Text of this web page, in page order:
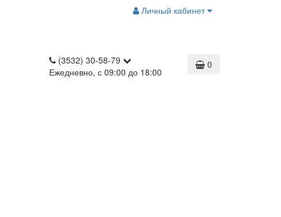
Личный кабинет
(3532) 30-58-79
Ежедневно, с 09:00 до 18:00
0